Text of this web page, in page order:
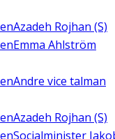
Azadeh Rojhan (S)
Emma Ahlström
Andre vice talman
Azadeh Rojhan (S)
Socialminister